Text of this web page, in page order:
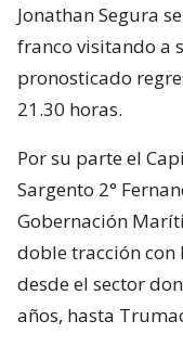
Jonathan Segura
franco visitando a
pronosticado
21.30 horas.
Por su parte el
Sargento 2°
Gobernación
doble tracción con
desde el sector
años, hasta